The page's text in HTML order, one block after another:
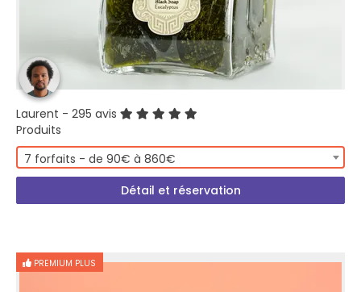
Laurent - 295 avis
Produits
7 forfaits - de 90€ à 860€
Détail et réservation
PREMIUM PLUS